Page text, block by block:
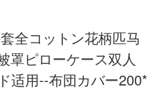
全コットン花柄匹马
罩ピローケース双人
适用--布団カバー200*